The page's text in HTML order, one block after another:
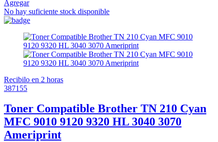
Agregar
No hay suficiente stock disponible
Recibilo en 2 horas
387155
Toner Compatible Brother TN 210 Cyan
MFC 9010 9120 9320 HL 3040 3070
Ameriprint